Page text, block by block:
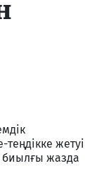
жетуі
биылғы жазда